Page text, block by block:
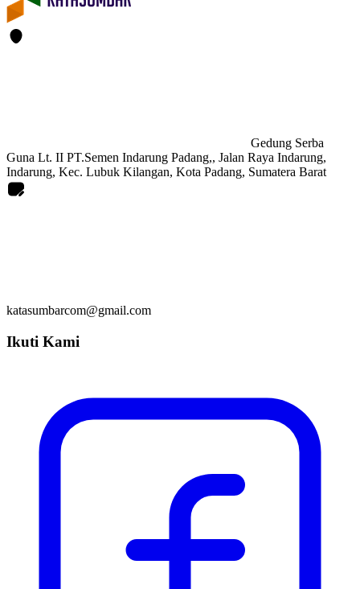
Gedung Serba
Guna Lt. II PT.Semen Indarung Padang,, Jalan Raya Indarung,
Indarung, Kec. Lubuk Kilangan, Kota Padang, Sumatera Barat
katasumbarcom@gmail.com
Ikuti Kami